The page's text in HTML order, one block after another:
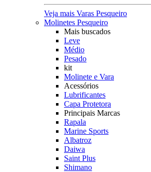
Veja mais Varas Pesqueiro
Molinetes Pesqueiro
Mais buscados
Leve
Médio
Pesado
kit
Molinete e Vara
Acessórios
Lubrificantes
Capa Protetora
Principais Marcas
Rapala
Marine Sports
Albatroz
Daiwa
Saint Plus
Shimano